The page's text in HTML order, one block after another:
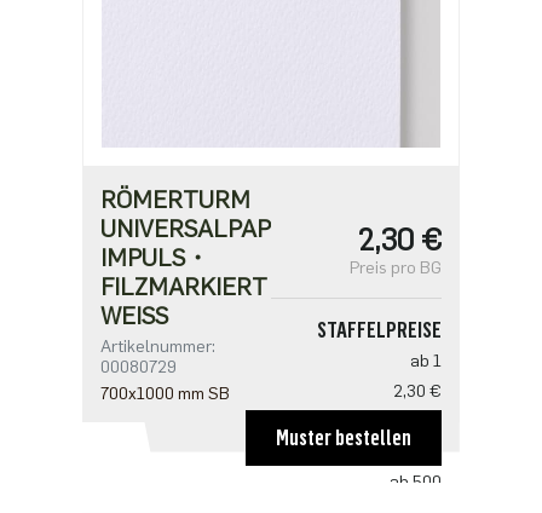
RÖMERTURM
UNIVERSALPAPIER
IMPULS・
FILZMARKIERT・
WEISS
Artikelnummer:
00080729
700x1000 mm SB
2,30 €
Preis pro BG
STAFFELPREISE
ab 1
2,30 €
1,59 €
ab 500
Muster bestellen